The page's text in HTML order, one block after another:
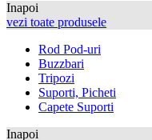
Inapoi
vezi toate produsele
Rod Pod-uri
Buzzbari
Tripozi
Suporti, Picheti
Capete Suporti
Inapoi